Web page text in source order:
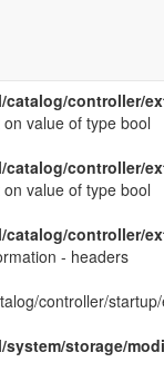
catalog/controller/
controller/
value of type bool
controller/
value of type bool
controller/
- headers
controller/
storage/